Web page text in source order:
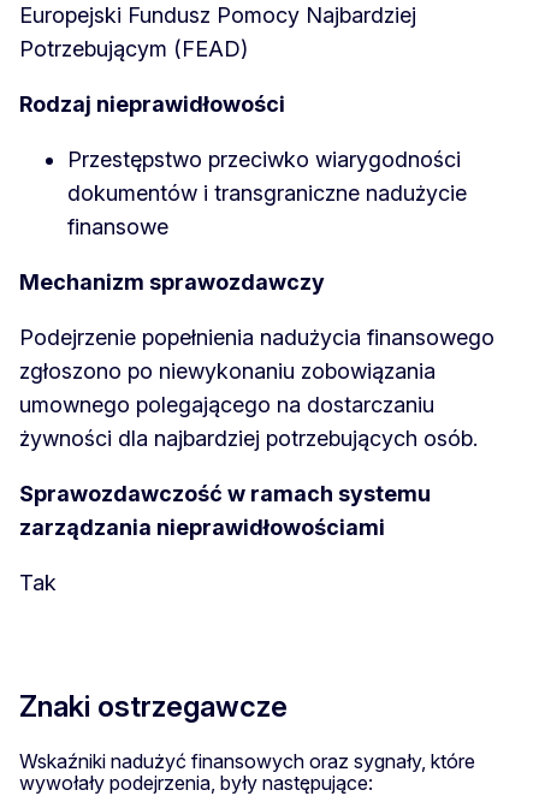
Europejski Fundusz Pomocy Najbardziej
Potrzebującym (FEAD)
Rodzaj nieprawidłowości
Przestępstwo przeciwko wiarygodności
dokumentów i transgraniczne nadużycie
finansowe
Mechanizm sprawozdawczy
Podejrzenie popełnienia nadużycia finansowego
zgłoszono po niewykonaniu zobowiązania
umownego polegającego na dostarczaniu
żywności dla najbardziej potrzebujących osób.
Sprawozdawczość w ramach systemu
zarządzania nieprawidłowościami
Tak
Znaki ostrzegawcze
Wskaźniki nadużyć finansowych oraz sygnały, które
wywołały podejrzenia, były następujące: